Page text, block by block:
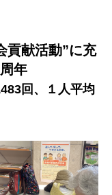
貢献活動”に充
年
回、１人平均